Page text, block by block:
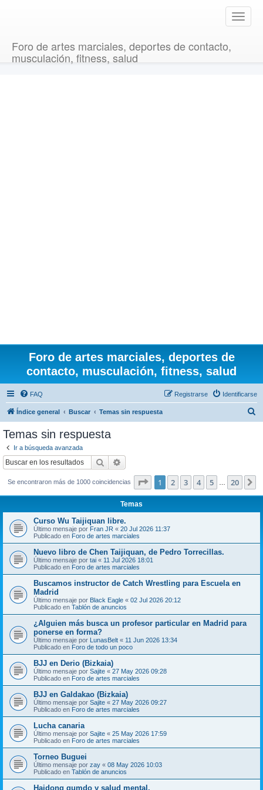
T
o
Foro de artes marciales, deportes de contacto,
musculación, fitness, salud
Foro de artes marciales, deportes de
contacto, musculación, fitness, salud
FAQ Identificarse
Registrarse
Índice general Buscar Temas sin respuesta
Temas sin respuesta
Ir a búsqueda avanzada
Buscar
Se encontraron más de 1000 coincidencias Página de 20
1 2 3 4 5 20
Temas
Curso Wu Taijiquan libre.
Último mensaje por Fran JR « 20 Jul 2026 11:37
Publicado en Foro de artes marciales
Nuevo libro de Chen Taijiquan, de Pedro Torrecillas.
Último mensaje por tai « 11 Jul 2026 18:01
Publicado en Foro de artes marciales
Buscamos instructor de Catch Wrestling para Escuela en
Madrid
Último mensaje por Black Eagle « 02 Jul 2026 20:12
Publicado en Tablón de anuncios
¿Alguien más busca un profesor particular en Madrid para
ponerse en forma?
Último mensaje por LunasBelt « 11 Jun 2026 13:34
Publicado en Foro de todo un poco
BJJ en Derio (Bizkaia)
Último mensaje por Sajite « 27 May 2026 09:28
Publicado en Foro de artes marciales
BJJ en Galdakao (Bizkaia)
Último mensaje por Sajite « 27 May 2026 09:27
Publicado en Foro de artes marciales
Lucha canaria
Último mensaje por Sajite « 25 May 2026 17:59
Publicado en Foro de artes marciales
Torneo Buguei
Último mensaje por zay « 08 May 2026 10:03
Publicado en Tablón de anuncios
Haidong gumdo y salud mental.